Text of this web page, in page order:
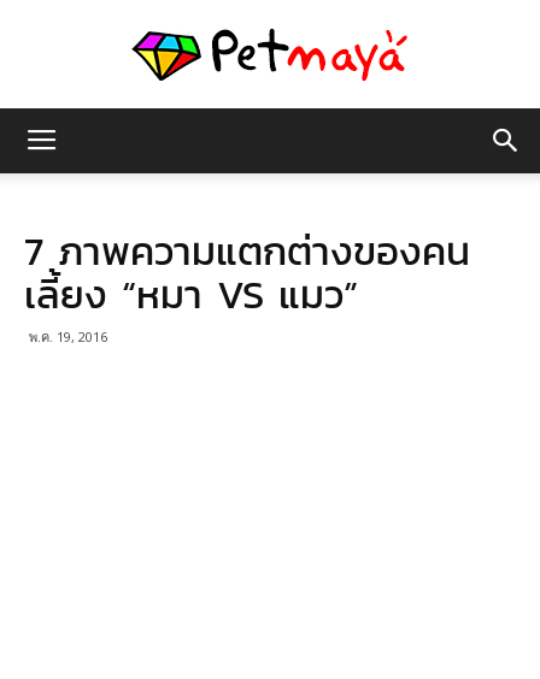
มายา
7 ภาพความแตกต่างของคน
เลี้ยง “หมา VS แมว”
พ.ค. 19, 2016